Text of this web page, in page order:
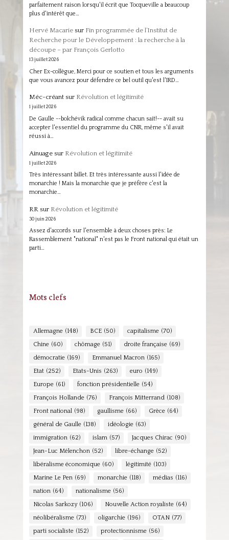
parfaitement raison lorsqu'il écrit que Tocqueville a beaucoup
plus d'intérêt que…
Hervé Macariesur Fin programmée de l’Institut de
Recherche pour le Développement : la recherche à la
découpe – par François Gerlotto
13 juillet 2026
Cher Ex-collègue, Merci pour ce soutien et tous les arguments
que vous avancez pour défendre ce bel outil qu'est l'IRD…
Méc-créantsur Révolution et légitimité
1 juillet 2026
De Gaulle --bolchévik radical comme chacun sait!-- avait su
accepter l'essentiel du programme du CNR, même s'il avait
réussi à…
Ainuagesur Révolution et légitimité
1 juillet 2026
Très intéressant billet. Et très intéressante aussi l'idée de
monarchie ! Mais la monarchie que je préfère c'est la
monarchie…
RR sur Révolution et légitimité
30 juin 2026
Assez d'accords sur l'ensemble à deux choses près: Le
Rassemblement "national" n'est pas le Front national qui était un
parti…
Mots clefs
Allemagne (148) BCE (50) capitalisme (70)
Chine (60) chômage (51) droite française (69)
démocratie (169) Emmanuel Macron (165)
Etat (252) Etats-Unis (263) euro (149)
Europe (61) fonction présidentielle (54)
François Hollande (76) François Mitterrand (108)
Front national (98) gaullisme (66) Grèce (64)
général de Gaulle (138) idéologie (63)
immigration (62) islam (57) Jacques Chirac (90)
Jean-Luc Mélenchon (52) libre-échange (52)
libéralisme économique (60) légitimité (103)
Marine Le Pen (69) monarchie (118) médias (116)
nation (64) nationalisme (56)
Nicolas Sarkozy (106) Nouvelle Action royaliste (64)
néolibéralisme (73) oligarchie (196) OTAN (77)
parti socialiste (152) protectionnisme (56)